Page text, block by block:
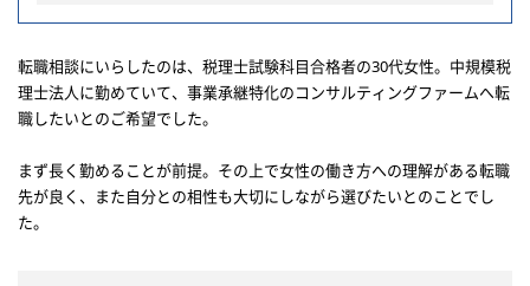
転職相談にいらしたのは、税理士試験科目合格者の30代女性。中規模税
理士法人に勤めていて、事業承継特化のコンサルティングファームへ転
職したいとのご希望でした。
まず長く勤めることが前提。その上で女性の働き方への理解がある転職
先が良く、また自分との相性も大切にしながら選びたいとのことでし
た。